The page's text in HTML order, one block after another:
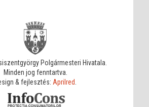
Polgármesteri Hivatala.
Minden jog fenntartva.
& fejlesztés:Aprilred.